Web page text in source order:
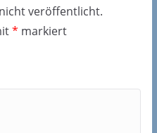
veröffentlicht.
* markiert